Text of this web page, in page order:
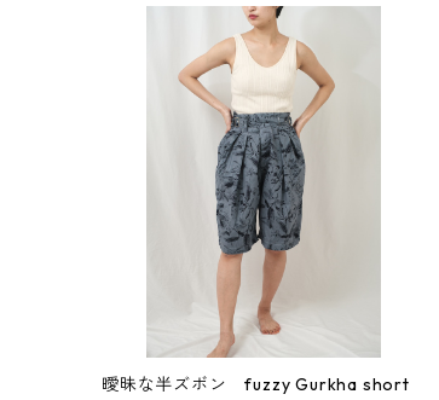
曖昧な半ズボン fuzzy Gurkha short